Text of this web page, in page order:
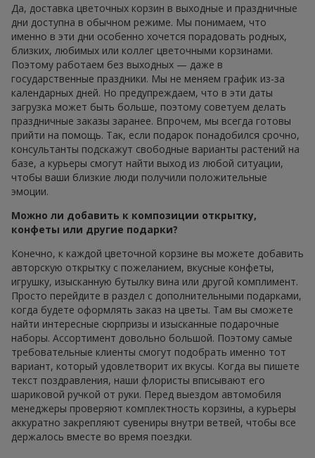
Да, доставка цветочных корзин в выходные и праздничные
дни доступна в обычном режиме. Мы понимаем, что
именно в эти дни особенно хочется порадовать родных,
близких, любимых или коллег цветочными корзинами.
Поэтому работаем без выходных — даже в
государственные праздники. Мы не меняем график из-за
календарных дней. Но предупреждаем, что в эти даты
загрузка может быть больше, поэтому советуем делать
праздничные заказы заранее. Впрочем, мы всегда готовы
прийти на помощь. Так, если подарок понадобился срочно,
консультанты подскажут свободные варианты растений на
базе, а курьеры смогут найти выход из любой ситуации,
чтобы ваши близкие люди получили положительные
эмоции.
Можно ли добавить к композиции открытку,
конфеты или другие подарки?
Конечно, к каждой цветочной корзине вы можете добавить
авторскую открытку с пожеланием, вкусные конфеты,
игрушку, изысканную бутылку вина или другой комплимент.
Просто перейдите в раздел с дополнительными подарками,
когда будете оформлять заказ на цветы. Там вы сможете
найти интересные сюрпризы и изысканные подарочные
наборы. Ассортимент довольно большой. Поэтому самые
требовательные клиенты смогут подобрать именно тот
вариант, который удовлетворит их вкусы. Когда вы пишете
текст поздравления, наши флористы вписывают его
шариковой ручкой от руки. Перед выездом автомобиля
менеджеры проверяют комплектность корзины, а курьеры
аккуратно закрепляют сувениры внутри ветвей, чтобы все
держалось вместе во время поездки.